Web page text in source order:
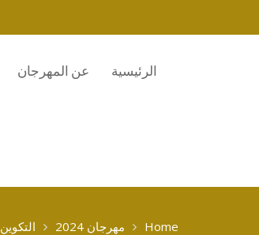
الرئيسية عن المهرجان
Home مهرجان 2024 التكوين